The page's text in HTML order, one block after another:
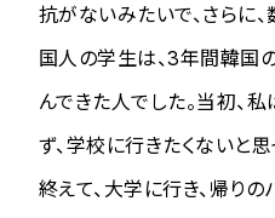
抗がないみたいで、さらに
国人の学生は、3年間韓国
んできた人でした。当初、
ず、学校に行きたくないと
終えて、大学に行き、帰り